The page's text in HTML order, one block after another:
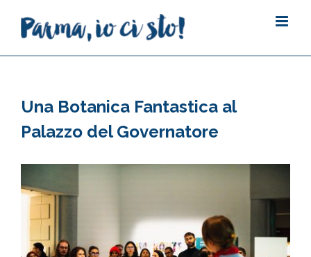
contenuto
Una Botanica Fantastica al
Palazzo del Governatore
immagine